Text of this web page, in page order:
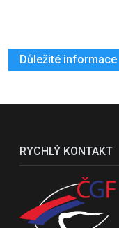
Důležité informace
RYCHLÝ KONTAKT